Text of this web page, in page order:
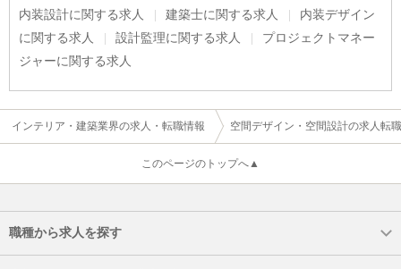
内装設計に関する求人
建築士に関する求人
内装デザイン
に関する求人
設計監理に関する求人
プロジェクトマネー
ジャーに関する求人
インテリア・建築業界の求人・転職情報 空間デザイン・空間設計の求人転
このページのトップへ▲
職種から求人を探す